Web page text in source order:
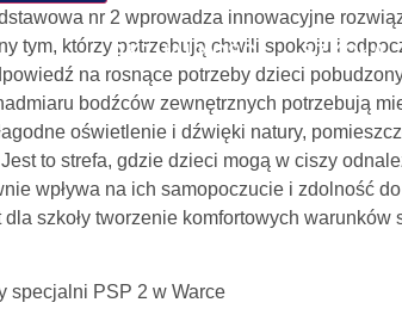
AKTUALNOŚCI SZKOŁA
nr 2 wprowadza innowacyjne
tym, którzy potrzebują chwili spokoju i
na rosnące potrzeby dzieci
bodźców zewnętrznych potrzebują
oświetlenie i dźwięki natury,
to strefa, gdzie dzieci mogą w ciszy
wpływa na ich samopoczucie i zdolność
dla szkoły tworzenie komfortowych
specjalni PSP 2 w Warce